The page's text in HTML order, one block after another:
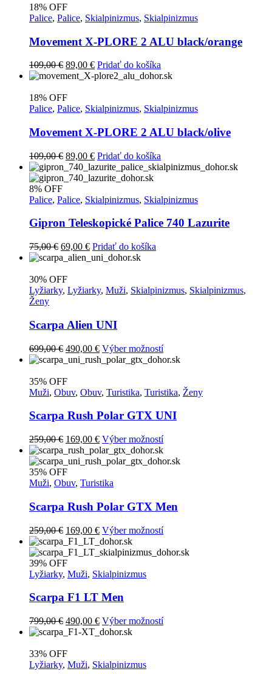
109,00 €.
18% OFF
Palice, Palice, Skialpinizmus, Skialpinizmus
Movement X-PLORE 2 ALU black/orange
109,00€ Pôvodná
cena
109,00 €.
89,00 €Aktuálna
cena
Pridať do košíka
18% OFF
Palice, Palice, Skialpinizmus, Skialpinizmus
Movement X-PLORE 2 ALU black/olive
109,00€ Pôvodná
cena
bola:
89,00 €Aktuálna
cena
je:
Pridať do košíka
8% OFF
Palice, Palice, Skialpinizmus, Skialpinizmus
Gipron Teleskopické Palice 740 Lazurite
75,00€ Pôvodná
cena
75,00 €.
69,00 €Aktuálna
cena
Pridať do košíka
30% OFF
Lyžiarky, Lyžiarky, Muži, Skialpinizmus, Skialpinizmus,
Ženy
Scarpa Alien UNI
699,00€ Pôvodná
cena
699,00 €.
490,00 €Aktuálna
cena
Výber možnostíTento
produkt
variantov.
si
vybrať
na
stránke
35% OFF
Muži, Obuv, Obuv, Turistika, Turistika, Ženy
Scarpa Rush Polar GTX UNI
259,00€ Pôvodná
cena
bola:
259,00 €.
169,00 €Aktuálna
cena
je:
Výber možnostíTento
produkt
má
si
môžete
vybrať
na
stránke
produktu.
35% OFF
Muži, Obuv, Turistika
Scarpa Rush Polar GTX Men
259,00€ Pôvodná
cena
bola:
259,00 €.
169,00 €Aktuálna
cena
je:
Výber možnostíTento
má
vybrať
na
39% OFF
Lyžiarky, Muži, Skialpinizmus
Scarpa F1 LT Men
799,00€ Pôvodná
cena
799,00 €.
490,00 €Aktuálna
cena
Výber možnostíTento
33% OFF
Lyžiarky, Muži, Skialpinizmus